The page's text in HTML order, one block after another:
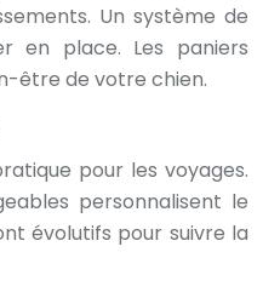
Un système de
en place. Les paniers
être de votre chien.
pour les voyages.
personnalisent le
évolutifs pour suivre la